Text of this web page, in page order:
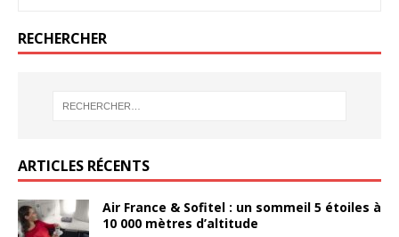
RECHERCHER
ARTICLES RÉCENTS
Air France & Sofitel : un sommeil 5 étoiles à
10 000 mètres d’altitude